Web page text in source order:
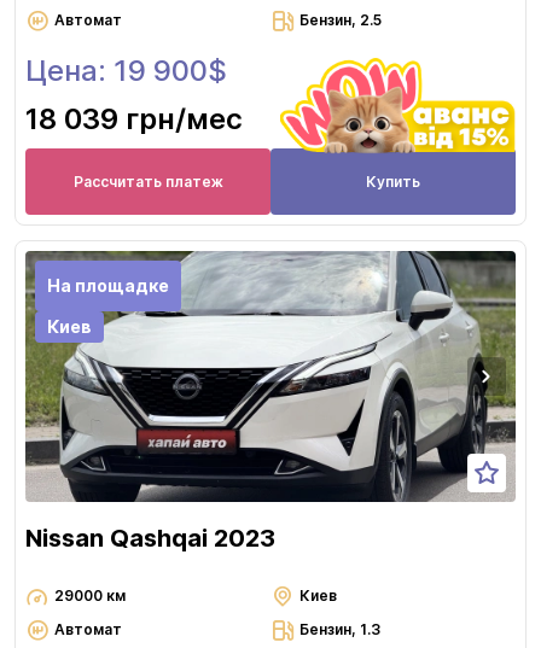
Автомат
Бензин, 2.5
Цена: 19 900$
18 039 грн/мес
Рассчитать платеж Купить
На площадке
Киев
Nissan Qashqai 2023
29000 км
Киев
Автомат
Бензин, 1.3